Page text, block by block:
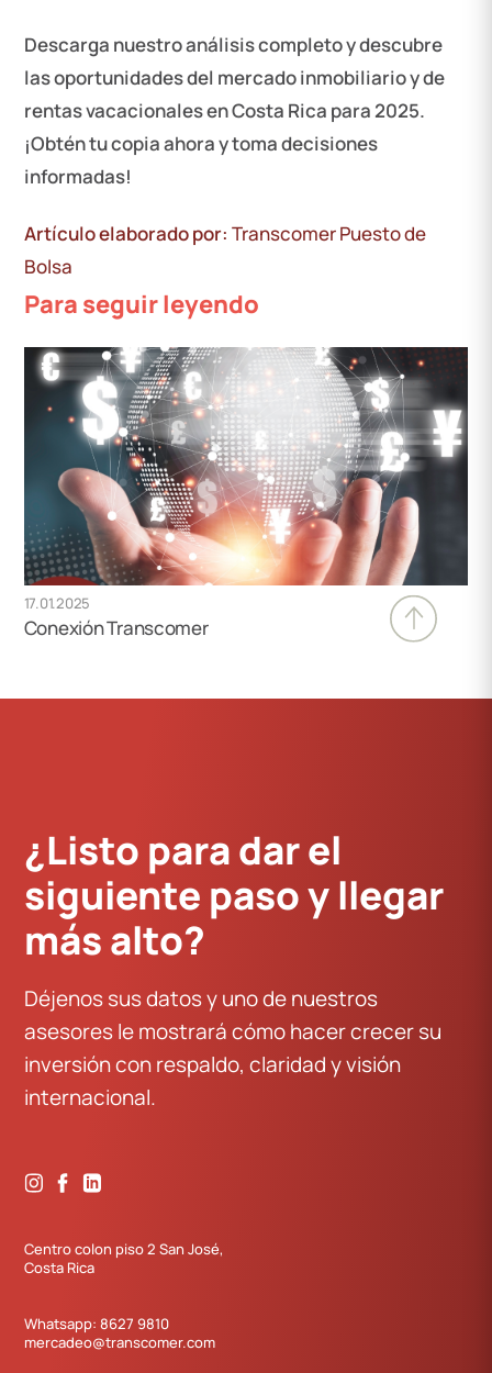
Descarga nuestro análisis completo y descubre
las oportunidades del mercado inmobiliario y de
rentas vacacionales en Costa Rica para 2025.
¡Obtén tu copia ahora y toma decisiones
informadas!
Artículo elaborado por: Transcomer Puesto de
Bolsa
Para seguir leyendo
17.01.2025
Conexión Transcomer
¿Listo para dar el
siguiente paso y llegar
más alto?
Déjenos sus datos y uno de nuestros
asesores le mostrará cómo hacer crecer su
inversión con respaldo, claridad y visión
internacional.
Centro colon piso 2 San José,
Costa Rica
Whatsapp: 8627 9810
mercadeo@transcomer.com